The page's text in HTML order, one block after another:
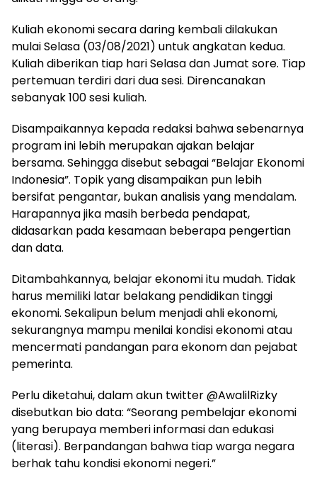
Kuliah ekonomi secara daring kembali dilakukan
mulai Selasa (03/08/2021) untuk angkatan kedua.
Kuliah diberikan tiap hari Selasa dan Jumat sore. Tiap
pertemuan terdiri dari dua sesi. Direncanakan
sebanyak 100 sesi kuliah.
Disampaikannya kepada redaksi bahwa sebenarnya
program ini lebih merupakan ajakan belajar
bersama. Sehingga disebut sebagai “Belajar Ekonomi
Indonesia”. Topik yang disampaikan pun lebih
bersifat pengantar, bukan analisis yang mendalam.
Harapannya jika masih berbeda pendapat,
didasarkan pada kesamaan beberapa pengertian
dan data.
Ditambahkannya, belajar ekonomi itu mudah. Tidak
harus memiliki latar belakang pendidikan tinggi
ekonomi. Sekalipun belum menjadi ahli ekonomi,
sekurangnya mampu menilai kondisi ekonomi atau
mencermati pandangan para ekonom dan pejabat
pemerinta.
Perlu diketahui, dalam akun twitter @AwalilRizky
disebutkan bio data: “Seorang pembelajar ekonomi
yang berupaya memberi informasi dan edukasi
(literasi). Berpandangan bahwa tiap warga negara
berhak tahu kondisi ekonomi negeri.”